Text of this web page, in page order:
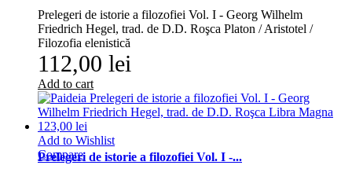
Prelegeri de istorie a filozofiei Vol. I - Georg Wilhelm
Friedrich Hegel, trad. de D.D. Roşca Platon / Aristotel /
Filozofia elenistică
112,00 lei
Add to cart
Add to Wishlist
Compare
Prelegeri de istorie a filozofiei Vol. I -...